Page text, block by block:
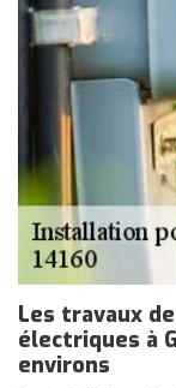
Les travaux
électriques à
environs